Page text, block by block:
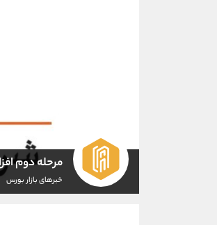
مرحله دوم
خبرهای بازار بورس